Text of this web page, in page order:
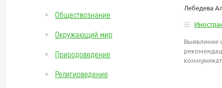
Обществознание
Окружающий мир
Природоведение
Религиоведение
Лебедева
Выявление